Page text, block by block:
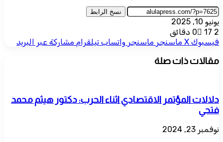
نسخ الرابط
يونيو 10, 2025
0
17 2 دقائق
فيسبوك ‫X ماسنجر ماسنجر واتساب تيلقرام مشاركة عبر البريد
مقالات ذات صلة
دلالات المؤتمر الاقتصادي اثناء الحرب: دكتور هيثم محمد
فتحي
نوفمبر 23, 2024